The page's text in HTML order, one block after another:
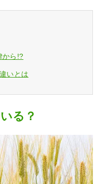
から!?
いとは
る？